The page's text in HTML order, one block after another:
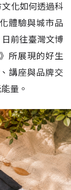
化如何透過科
體驗與城市品
日前往臺灣文博
所展現的好生
講座與品牌交
量。